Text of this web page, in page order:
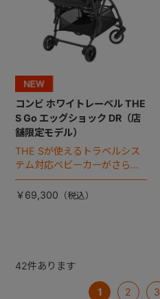
コンビ ホワイトレーベル THE
S Go エッグショック DR（店
舗限定モデル）
THE Sが使えるトラベルシス
テム対応ベビーカーがさらに
進化！
￥69,300
42件あります
1 2 3